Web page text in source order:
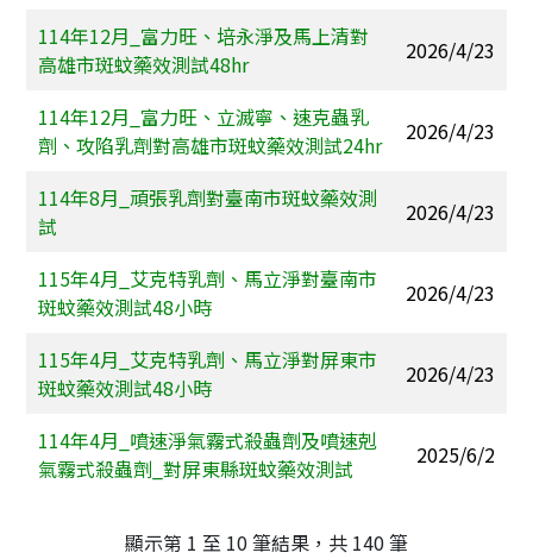
114年12月_富力旺、培永淨及馬上清對
高雄市斑蚊藥效測試48hr
2026/4/23
114年12月_富力旺、立滅寧、速克蟲乳
劑、攻陷乳劑對高雄市斑蚊藥效測試24hr
2026/4/23
114年8月_頑張乳劑對臺南市斑蚊藥效測
試
2026/4/23
115年4月_艾克特乳劑、馬立淨對臺南市
斑蚊藥效測試48小時
2026/4/23
115年4月_艾克特乳劑、馬立淨對屏東市
斑蚊藥效測試48小時
2026/4/23
114年4月_噴速淨氣霧式殺蟲劑及噴速剋
氣霧式殺蟲劑_對屏東縣斑蚊藥效測試
2025/6/2
顯示第 1 至 10 筆結果，共 140 筆